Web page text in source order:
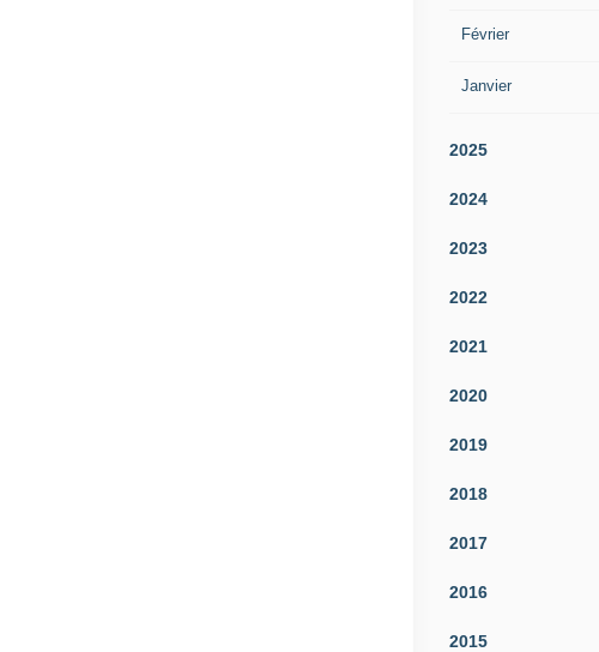
Février
Janvier
2025
2024
2023
2022
2021
2020
2019
2018
2017
2016
2015